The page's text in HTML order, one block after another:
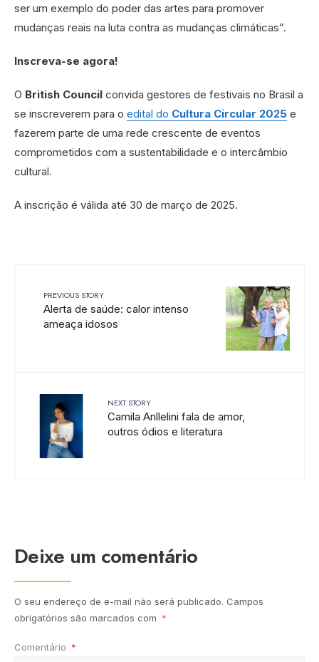
ser um exemplo do poder das artes para promover
mudanças reais na luta contra as mudanças climáticas”.
Inscreva-se agora!
O British Council convida gestores de festivais no Brasil a
se inscreverem para o edital do Cultura Circular 2025 e
fazerem parte de uma rede crescente de eventos
comprometidos com a sustentabilidade e o intercâmbio
cultural.
A inscrição é válida até 30 de março de 2025.
PREVIOUS STORY
Alerta de saúde: calor intenso
ameaça idosos
NEXT STORY
Camila Anllelini fala de amor,
outros ódios e literatura
Deixe um comentário
O seu endereço de e-mail não será publicado. Campos
obrigatórios são marcados com *
Comentário *